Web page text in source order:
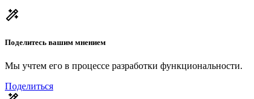
Поделитесь вашим мнением
Мы учтем его в процессе разработки функциональности.
Поделиться